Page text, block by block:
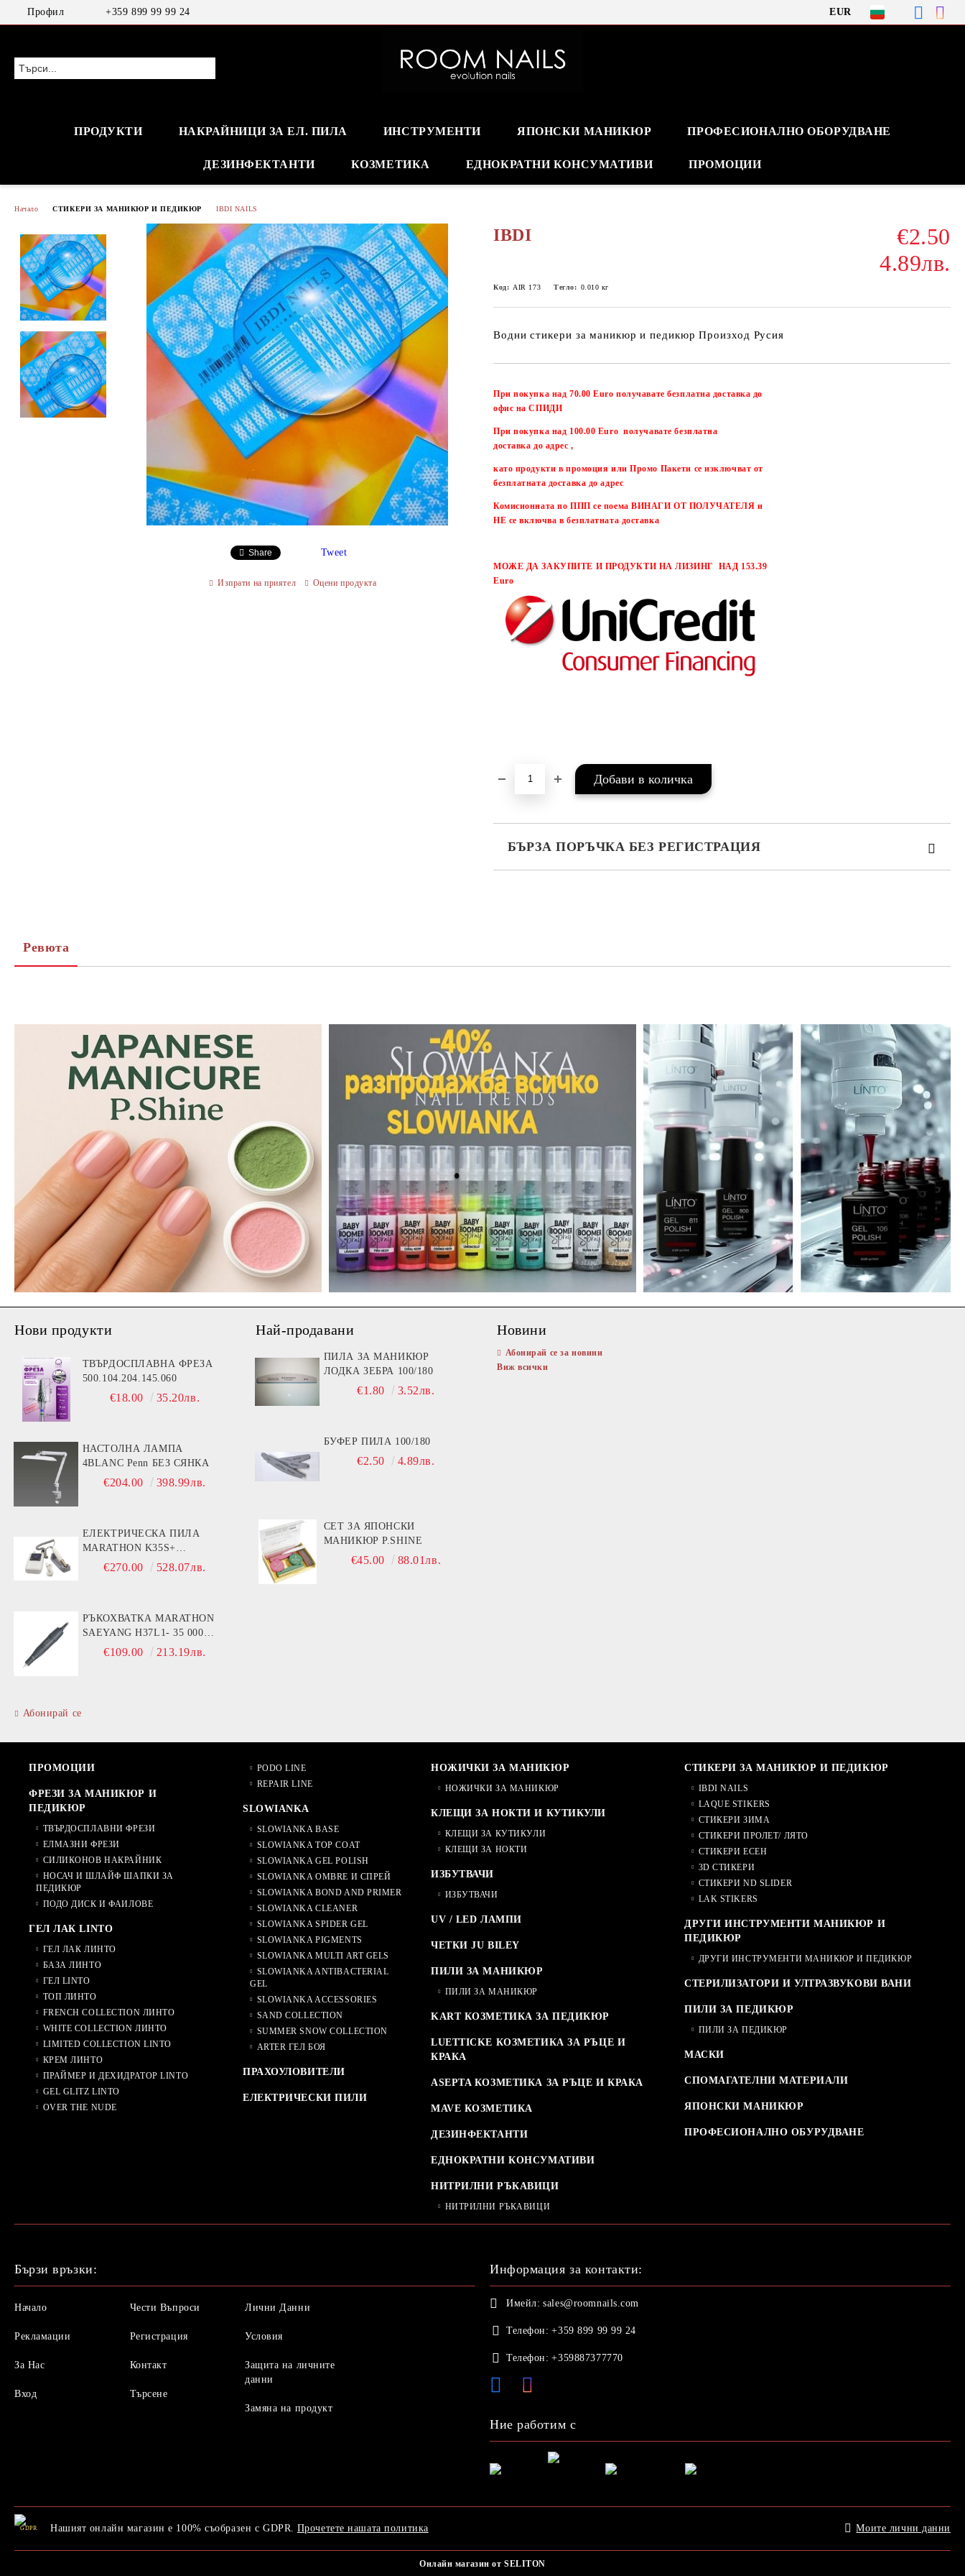
Профил +359 899 99 99 24 EUR
ПРОДУКТИ НАКРАЙНИЦИ ЗА ЕЛ. ПИЛА ИНСТРУМЕНТИ ЯПОНСКИ МАНИКЮР ПРОФЕСИОНАЛНО ОБОРУДВАНЕ
ДЕЗИНФЕКТАНТИ КОЗМЕТИКА ЕДНОКРАТНИ КОНСУМАТИВИ ПРОМОЦИИ
Начало СТИКЕРИ ЗА МАНИКЮР И ПЕДИКЮР IBDI NAILS
IBDI
€2.50
4.89лв.
Код: AIR 173 Тегло: 0.010 кг
Водни стикери за маникюр и педикюр Произход Русия
При покупка над 70.00 Euro получавате безплатна доставка до
офис на СПИДИ
При покупка над 100.00 Euro получавате безплатна
доставка до адрес ,
като продукти в промоция или Промо Пакети се изключват от
безплатната доставка до адрес
Комисионната по ППП се поема ВИНАГИ ОТ ПОЛУЧАТЕЛЯ и
НЕ се включва в безплатната доставка
МОЖЕ ДА ЗАКУПИТЕ И ПРОДУКТИ НА ЛИЗИНГ НАД 153.39
Euro
БЪРЗА ПОРЪЧКА БЕЗ РЕГИСТРАЦИЯ
Share Tweet
Изпрати на приятел Оцени продукта
Ревюта
Нови продукти
ТВЪРДОСПЛАВНА ФРЕЗА
500.104.204.145.060
€18.00 35.20лв.
НАСТОЛНА ЛАМПА
4BLANC Penn БЕЗ СЯНКА
€204.00 398.99лв.
ЕЛЕКТРИЧЕСКА ПИЛА
MARATHON K35S+
РЪКОХВАТКА BS30S- 30000
€270.00 528.07лв.
РЪКОХВАТКА MARATHON
SAEYANG H37L1- 35 000
ОБОРОТА
€109.00 213.19лв.
Абонирай се
Най-продавани
ПИЛА ЗА МАНИКЮР
ЛОДКА ЗЕБРА 100/180
€1.80 3.52лв.
БУФЕР ПИЛА 100/180
€2.50 4.89лв.
СЕТ ЗА ЯПОНСКИ
МАНИКЮР P.SHINE
€45.00 88.01лв.
Новини
Абонирай се за новини
Виж всички
ПРОМОЦИИ
ФРЕЗИ ЗА МАНИКЮР И
ПЕДИКЮР
ТВЪРДОСПЛАВНИ ФРЕЗИ
ЕЛМАЗНИ ФРЕЗИ
СИЛИКОНОВ НАКРАЙНИК
НОСАЧ И ШЛАЙФ ШАПКИ ЗА
ПЕДИКЮР
ПОДО ДИСК И ФАИЛОВЕ
ГЕЛ ЛАК LINTO
ГЕЛ ЛАК ЛИНТО
БАЗА ЛИНТО
ГЕЛ LINTO
ТОП ЛИНТО
FRENCH COLLECTION ЛИНТО
WHITE COLLECTION ЛИНТО
LIMITED COLLECTION LINTO
КРЕМ ЛИНТО
ПРАЙМЕР И ДЕХИДРАТОР LINTO
GEL GLITZ LINTO
OVER THE NUDE
PODO LINE
REPAIR LINE
SLOWIANKA
SLOWIANKA BASE
SLOWIANKA TOP COAT
SLOWIANKA GEL POLISH
SLOWIANKA OMBRE И СПРЕЙ
SLOWIANKA BOND AND PRIMER
SLOWIANKA CLEANER
SLOWIANKA SPIDER GEL
SLOWIANKA PIGMENTS
SLOWIANKA MULTI ART GELS
SLOWIANKA ANTIBACTERIAL
GEL
SLOWIANKA ACCESSORIES
SAND COLLECTION
SUMMER SNOW COLLECTION
ARTER ГЕЛ БОЯ
ПРАХОУЛОВИТЕЛИ
ЕЛЕКТРИЧЕСКИ ПИЛИ
НОЖИЧКИ ЗА МАНИКЮР
НОЖИЧКИ ЗА МАНИКЮР
КЛЕЩИ ЗА НОКТИ И КУТИКУЛИ
КЛЕЩИ ЗА КУТИКУЛИ
КЛЕЩИ ЗА НОКТИ
ИЗБУТВАЧИ
ИЗБУТВАЧИ
UV / LED ЛАМПИ
ЧЕТКИ JU BILEY
ПИЛИ ЗА МАНИКЮР
ПИЛИ ЗА МАНИКЮР
KART КОЗМЕТИКА ЗА ПЕДИКЮР
LUETTICKE КОЗМЕТИКА ЗА РЪЦЕ И
КРАКА
ASEPTA КОЗМЕТИКА ЗА РЪЦЕ И КРАКА
MAVE КОЗМЕТИКА
ДЕЗИНФЕКТАНТИ
ЕДНОКРАТНИ КОНСУМАТИВИ
НИТРИЛНИ РЪКАВИЦИ
НИТРИЛНИ РЪКАВИЦИ
СТИКЕРИ ЗА МАНИКЮР И ПЕДИКЮР
IBDI NAILS
LAQUE STIKERS
СТИКЕРИ ЗИМА
СТИКЕРИ ПРОЛЕТ/ ЛЯТО
СТИКЕРИ ЕСЕН
3D СТИКЕРИ
СТИКЕРИ ND SLIDER
LAK STIKERS
ДРУГИ ИНСТРУМЕНТИ МАНИКЮР И
ПЕДИКЮР
ДРУГИ ИНСТРУМЕНТИ МАНИКЮР И ПЕДИКЮР
СТЕРИЛИЗАТОРИ И УЛТРАЗВУКОВИ ВАНИ
ПИЛИ ЗА ПЕДИКЮР
ПИЛИ ЗА ПЕДИКЮР
МАСКИ
СПОМАГАТЕЛНИ МАТЕРИАЛИ
ЯПОНСКИ МАНИКЮР
ПРОФЕСИОНАЛНО ОБУРУДВАНЕ
Бързи връзки:
Начало
Рекламации
За Нас
Вход
Чести Въпроси
Регистрация
Контакт
Търсене
Лични Данни
Условия
Защита на личните
данни
Замяна на продукт
Информация за контакти:
Имейл: sales@roomnails.com
Телефон: +359 899 99 99 24
Телефон: +359887377770
Ние работим с
GDPR Нашият онлайн магазин е 100% съобразен с GDPR. Прочетете нашата политика Моите лични данни
Онлайн магазин от SELITON